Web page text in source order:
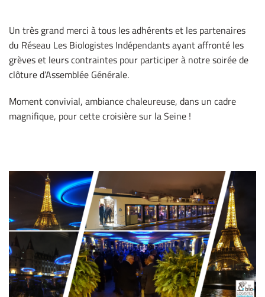
Un très grand merci à tous les adhérents et les partenaires
du Réseau Les Biologistes Indépendants ayant affronté les
grèves et leurs contraintes pour participer à notre soirée de
clôture d’Assemblée Générale.
Moment convivial, ambiance chaleureuse, dans un cadre
magnifique, pour cette croisière sur la Seine !